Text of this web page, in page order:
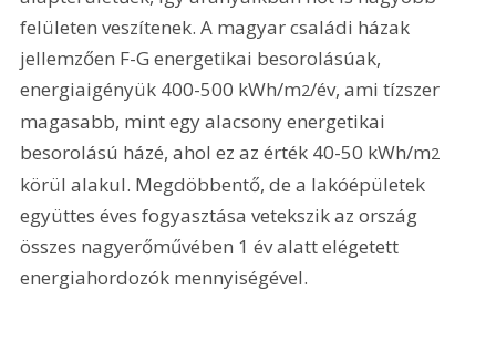
felületen veszítenek. A magyar családi házak
jellemzően F-G energetikai besorolásúak,
energiaigényük 400-500 kWh/m2/év, ami tízszer
magasabb, mint egy alacsony energetikai
besorolású házé, ahol ez az érték 40-50 kWh/m2
körül alakul. Megdöbbentő, de a lakóépületek
együttes éves fogyasztása vetekszik az ország
összes nagyerőművében 1 év alatt elégetett
energiahordozók mennyiségével.